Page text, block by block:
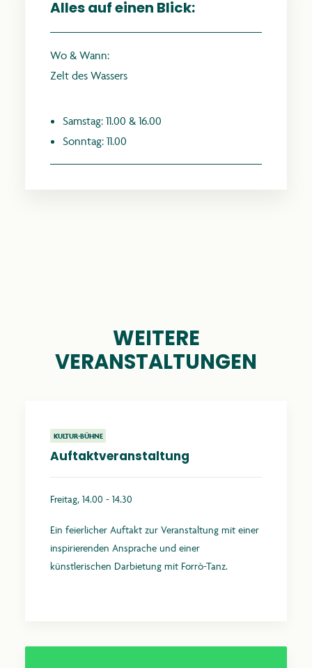
anthroposophie.de
Alles auf einen Blick:
Wo & Wann:
Zelt des Wassers
Samstag: 11.00 & 16.00
Sonntag: 11.00
WEITERE
VERANSTALTUNGEN
KULTUR-BÜHNE
Auftaktveranstaltung
Freitag, 14.00 - 14.30
Ein feierlicher Auftakt zur Veranstaltung mit einer
inspirierenden Ansprache und einer
künstlerischen Darbietung mit Forrò-Tanz.